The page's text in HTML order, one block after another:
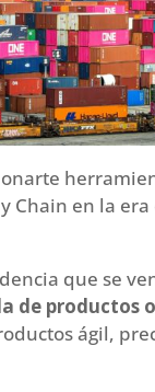
Chain en la
que se
de productos
ágil,